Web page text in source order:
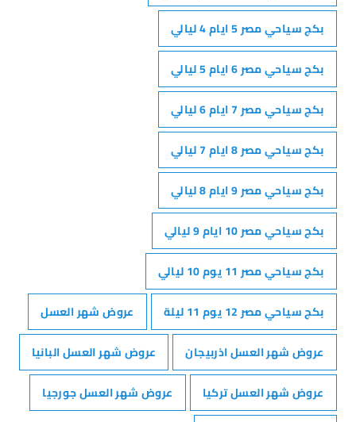
بكج سياحي مصر 5 ايام 4 ليالي
بكج سياحي مصر 6 ايام 5 ليالي
بكج سياحي مصر 7 ايام 6 ليالي
بكج سياحي مصر 8 ايام 7 ليالي
بكج سياحي مصر 9 ايام 8 ليالي
بكج سياحي مصر 10 ايام 9 ليالي
بكج سياحي مصر 11 يوم 10 ليالي
بكج سياحي مصر 12 يوم 11 ليلة
عروض شهر العسل
عروض شهر العسل اذربيجان
عروض شهر العسل البانيا
عروض شهر العسل تركيا
عروض شهر العسل جورجيا